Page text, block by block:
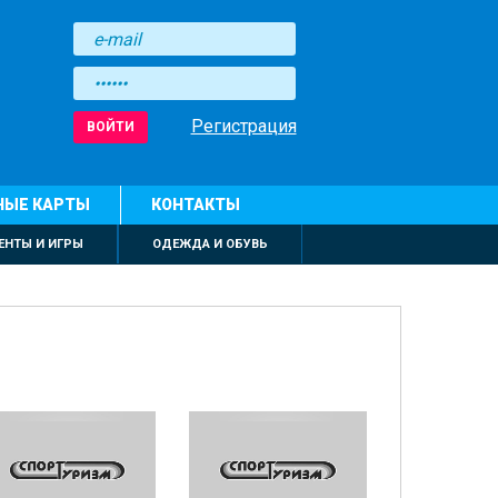
ВОЙТИ Регистрация
КАРТЫ КОНТАКТЫ
И ИГРЫ ОДЕЖДА И ОБУВЬ